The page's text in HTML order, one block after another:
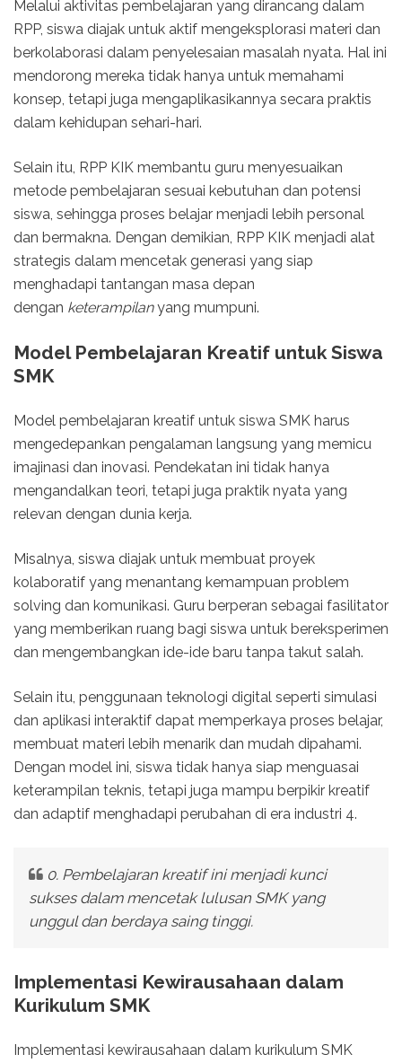
Melalui aktivitas pembelajaran yang dirancang dalam
RPP, siswa diajak untuk aktif mengeksplorasi materi dan
berkolaborasi dalam penyelesaian masalah nyata. Hal ini
mendorong mereka tidak hanya untuk memahami
konsep, tetapi juga mengaplikasikannya secara praktis
dalam kehidupan sehari-hari.
Selain itu, RPP KIK membantu guru menyesuaikan
metode pembelajaran sesuai kebutuhan dan potensi
siswa, sehingga proses belajar menjadi lebih personal
dan bermakna. Dengan demikian, RPP KIK menjadi alat
strategis dalam mencetak generasi yang siap
menghadapi tantangan masa depan
dengan keterampilanyang mumpuni.
Model Pembelajaran Kreatif untuk Siswa
SMK
Model pembelajaran kreatif untuk siswa SMK harus
mengedepankan pengalaman langsung yang memicu
imajinasi dan inovasi. Pendekatan ini tidak hanya
mengandalkan teori, tetapi juga praktik nyata yang
relevan dengan dunia kerja.
Misalnya, siswa diajak untuk membuat proyek
kolaboratif yang menantang kemampuan problem
solving dan komunikasi. Guru berperan sebagai fasilitator
yang memberikan ruang bagi siswa untuk bereksperimen
dan mengembangkan ide-ide baru tanpa takut salah.
Selain itu, penggunaan teknologi digital seperti simulasi
dan aplikasi interaktif dapat memperkaya proses belajar,
membuat materi lebih menarik dan mudah dipahami.
Dengan model ini, siswa tidak hanya siap menguasai
keterampilan teknis, tetapi juga mampu berpikir kreatif
dan adaptif menghadapi perubahan di era industri 4.
0. Pembelajaran kreatif ini menjadi kunci
sukses dalam mencetak lulusan SMK yang
unggul dan berdaya saing tinggi.
Implementasi Kewirausahaan dalam
Kurikulum SMK
Implementasi kewirausahaan dalam kurikulum SMK